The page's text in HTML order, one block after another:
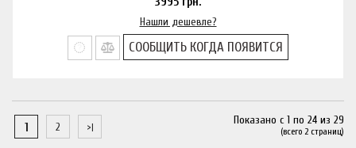
Нашли дешевле?
СООБЩИТЬ КОГДА ПОЯВИТСЯ
1 2
Показано с 1 по 24 из 29
(всего 2 страниц)